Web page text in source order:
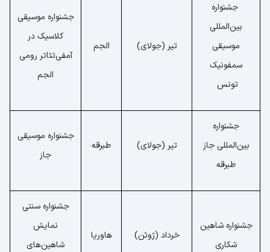
جشنواره
بین‌المللی
موسیقی
سمفونیک
تونس
تیر (جولای) الجم
جشنواره موسیقی
کلاسیک در
آمفی‌تئاتر رومی
الجم
جشنواره
بین‌المللی جاز
طبرقه
تیر (جولای) طبرقه
جشنواره موسیقی
جاز
جشنواره شاهین
شکاری
خرداد (ژوئن) هاوریا
جشنواره سنتی
نمایش
شاهین‌های